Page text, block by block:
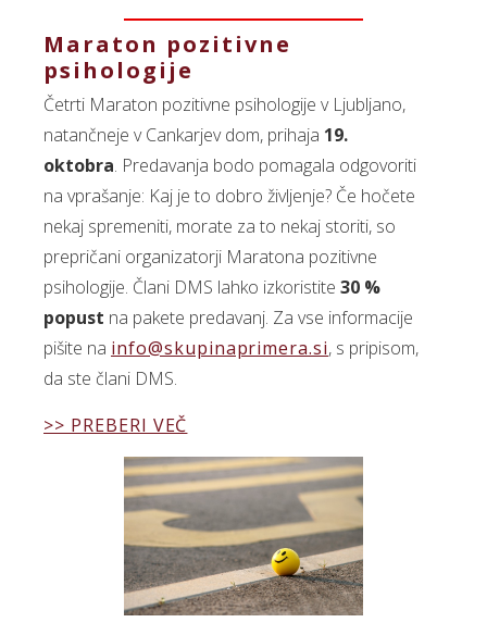
Maraton pozitivne
psihologije
Četrti Maraton pozitivne psihologije v Ljubljano,
natančneje v Cankarjev dom, prihaja 19.
oktobra. Predavanja bodo pomagala odgovoriti
na vprašanje: Kaj je to dobro življenje? Če hočete
nekaj spremeniti, morate za to nekaj storiti, so
prepričani organizatorji Maratona pozitivne
psihologije. Člani DMS lahko izkoristite 30 %
popust na pakete predavanj. Za vse informacije
pišite na info@skupinaprimera.si, s pripisom,
da ste člani DMS.
>> PREBERI VEČ